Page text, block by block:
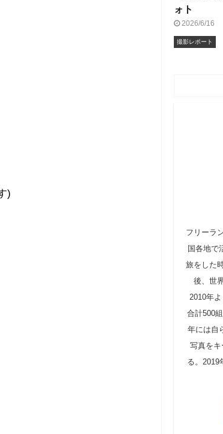
)
ォト
2026/6/16
撮影レポート
フリーラ
国各地で
旅をした
後、世
2010年
合計500
年には自
写真をキ
る。2019